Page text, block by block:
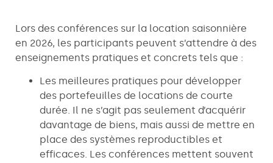
Lors des conférences sur la location saisonnière
en 2026, les participants peuvent s’attendre à des
enseignements pratiques et concrets tels que :
Les meilleures pratiques pour développer
des portefeuilles de locations de courte
durée. Il ne s’agit pas seulement d’acquérir
davantage de biens, mais aussi de mettre en
place des systèmes reproductibles et
efficaces. Les conférences mettent souvent